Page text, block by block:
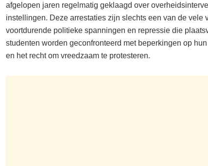
afgelopen jaren regelmatig geklaagd over
instellingen. Deze arrestaties zijn slechts een van de vele
voortdurende politieke spanningen en repressie die
studenten worden geconfronteerd met beperkingen op
en het recht om vreedzaam te protesteren.